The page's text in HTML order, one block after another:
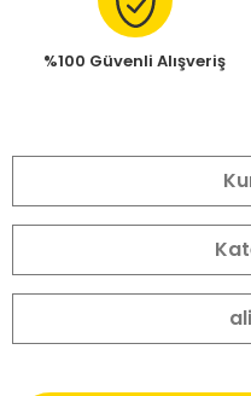
%100 Güvenli Alışveriş